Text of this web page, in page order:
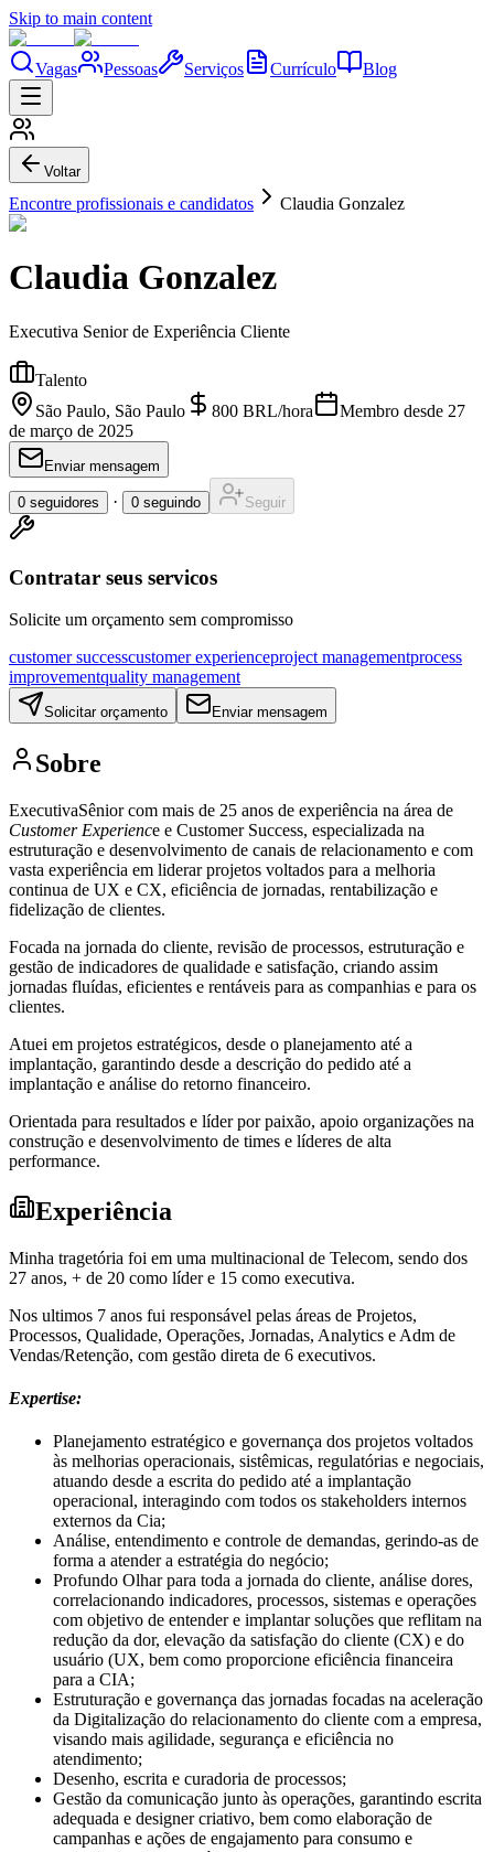
Skip to main content
Vagas Pessoas Serviços Currículo Blog
Voltar
Encontre profissionais e candidatos Claudia Gonzalez
Claudia Gonzalez
Executiva Senior de Experiência Cliente
Talento
São Paulo, São Paulo
800 BRL/hora Membro desde 27
de março de 2025
Enviar mensagem
0 seguidores · 0 seguindo Seguir
Contratar seus servicos
Solicite um orçamento sem compromisso
customer successcustomer experienceproject managementprocess
improvementquality management
Solicitar orçamento Enviar mensagem
Sobre
ExecutivaSênior com mais de 25 anos de experiência na área de
Customer Experience e Customer Success, especializada na
estruturação e desenvolvimento de canais de relacionamento e com
vasta experiência em liderar projetos voltados para a melhoria
continua de UX e CX, eficiência de jornadas, rentabilização e
fidelização de clientes.
Focada na jornada do cliente, revisão de processos, estruturação e
gestão de indicadores de qualidade e satisfação, criando assim
jornadas fluídas, eficientes e rentáveis para as companhias e para os
clientes.
Atuei em projetos estratégicos, desde o planejamento até a
implantação, garantindo desde a descrição do pedido até a
implantação e análise do retorno financeiro.
Orientada para resultados e líder por paixão, apoio organizações na
construção e desenvolvimento de times e líderes de alta
performance.
Experiência
Minha tragetória foi em uma multinacional de Telecom, sendo dos
27 anos, + de 20 como líder e 15 como executiva.
Nos ultimos 7 anos fui responsável pelas áreas de Projetos,
Processos, Qualidade, Operações, Jornadas, Analytics e Adm de
Vendas/Retenção, com gestão direta de 6 executivos.
Expertise:
Planejamento estratégico e governança dos projetos voltados
às melhorias operacionais, sistêmicas, regulatórias e negociais,
atuando desde a escrita do pedido até a implantação
operacional, interagindo com todos os stakeholders internos
externos da Cia;
Análise, entendimento e controle de demandas, gerindo-as de
forma a atender a estratégia do negócio;
Profundo Olhar para toda a jornada do cliente, análise dores,
correlacionando indicadores, processos, sistemas e operações
com objetivo de entender e implantar soluções que reflitam na
redução da dor, elevação da satisfação do cliente (CX) e do
usuário (UX, bem como proporcione eficiência financeira
para a CIA;
Estruturação e governança das jornadas focadas na aceleração
da Digitalização do relacionamento do cliente com a empresa,
visando mais agilidade, segurança e eficiência no
atendimento;
Desenho, escrita e curadoria de processos;
Gestão da comunicação junto às operações, garantindo escrita
adequada e designer criativo, bem como elaboração de
campanhas e ações de engajamento para consumo e